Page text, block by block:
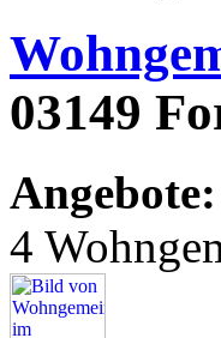
03149
Angebote:
4